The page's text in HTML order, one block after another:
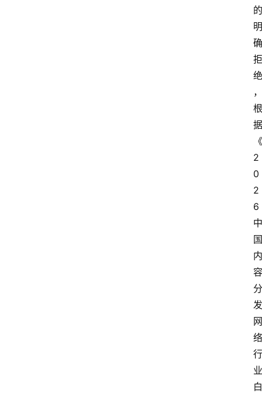
的
明
确
拒
绝
，
根
据
《
2
0
2
6
中
国
内
容
分
发
网
络
行
业
白